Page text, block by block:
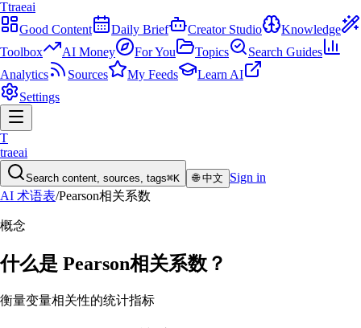
Ttraeai
Good Content
Daily Brief Creator Studio
Knowledge
Toolbox
AI Money For You Topics
Search Guides
Analytics
Sources My Feeds
Learn AI
Settings
T
traeai
Search content, sources, tags⌘K 🌐中文
Sign in
AI 术语表/Pearson相关系数
概念
什么是 Pearson相关系数 ？
衡量变量相关性的统计指标